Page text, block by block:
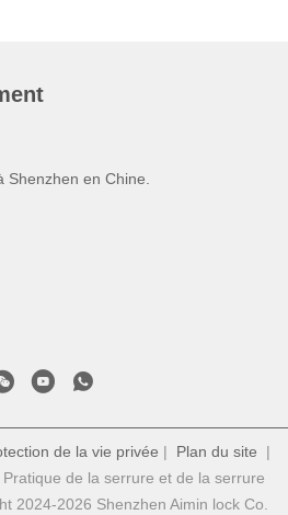
Shenzhen en Chine.
de la vie privée | Plan du site |
de la serrure et de la serrure
2024-2026 Shenzhen Aimin lock Co.